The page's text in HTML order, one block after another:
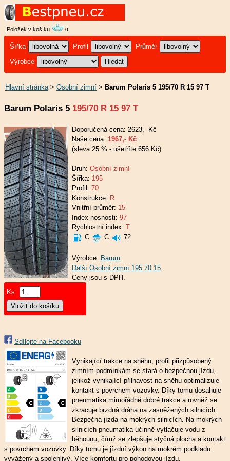
Položek v košíku 0
Šířka Profil
Průměr
Výrobce
Hlavní stránka> Osobní zimní > Barum Polaris 5 195/70 R 15 97 T
Barum Polaris 5 195/70 R 15 97 T
Doporučená cena: 2623,- Kč
Naše cena: 1967,- Kč
(sleva 25 % - ušetříte 656 Kč)
Druh: Osobní zimní
Šířka: 195
Profil: 70
Konstrukce: R
Vnitřní průměr: 15
Index nosnosti: 97
Rychlostní index: T
C
C 72
Výrobce: Barum
Ceny jsou s DPH.
Ks:
Sdílejte na Facebooku
Vynikající trakce na sněhu, profil přizpůsobený
zimním podmínkám se stará o bezpečnou jízdu,
jelikož vynikající přilnavost na sněhu optimalizuje
kontakt s povrchem vozovky. Díky tomu dosahuje
pneumatika mimořádně dobré trakce a rovněž se
zkracuje brzdná dráha na zasněžených silnicích.
Bezpečná jízda na mokrých silnicích. Na mokrých
silnicích pneumatika účinně vytlačuje vodu z
běhounu, čímž se zlepšuje styčná plocha a kontakt
s povrchem vozovky. Díky tomu je jízdní výkon na mokrém podkladu
vyvážený a spolehlivý. Více komfortu pro pohodovou jízdu.